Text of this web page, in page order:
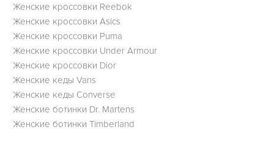
Женские кроссовки Reebok
Женские кроссовки Asics
Женские кроссовки Puma
Женские кроссовки Under Armour
Женские кроссовки Dior
Женские кеды Vans
Женские кеды Converse
Женские ботинки Dr. Martens
Женские ботинки Timberland